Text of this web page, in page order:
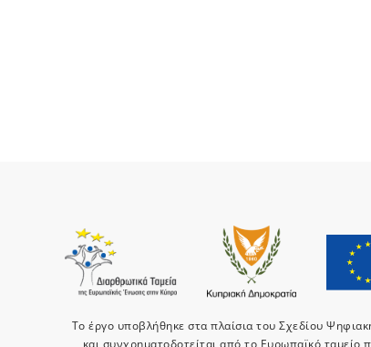
Το έργο υποβλήθηκε στα πλαίσια του Σχεδίου